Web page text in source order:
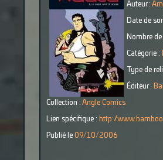
Auteur :
Date de
Nombre
Catégorie :
Type de
Éditeur :
Collection : Angle Comics
Lien spécifique : http://
Publié le 09/10/2006